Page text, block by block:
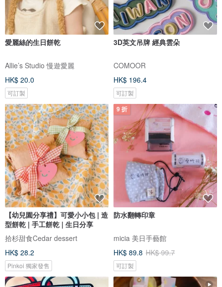
愛麗絲的生日餅乾
Allie’s Studio 慢遊愛麗
HK$ 20.0
可訂製
3D英文吊牌 經典雲朵
COMOOR
HK$ 196.4
可訂製
【幼兒園分享禮】可愛小小包 | 造
型餅乾 | 手工餅乾 | 生日分享
拾杉甜食Cedar dessert
HK$ 28.2
Pinkoi 獨家發售
9 折
防水翻轉印章
micia 美日手藝館
HK$ 89.8 HK$ 99.7
可訂製